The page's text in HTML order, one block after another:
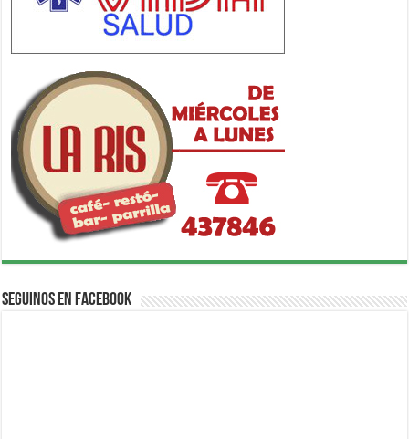
Seguinos en Facebook